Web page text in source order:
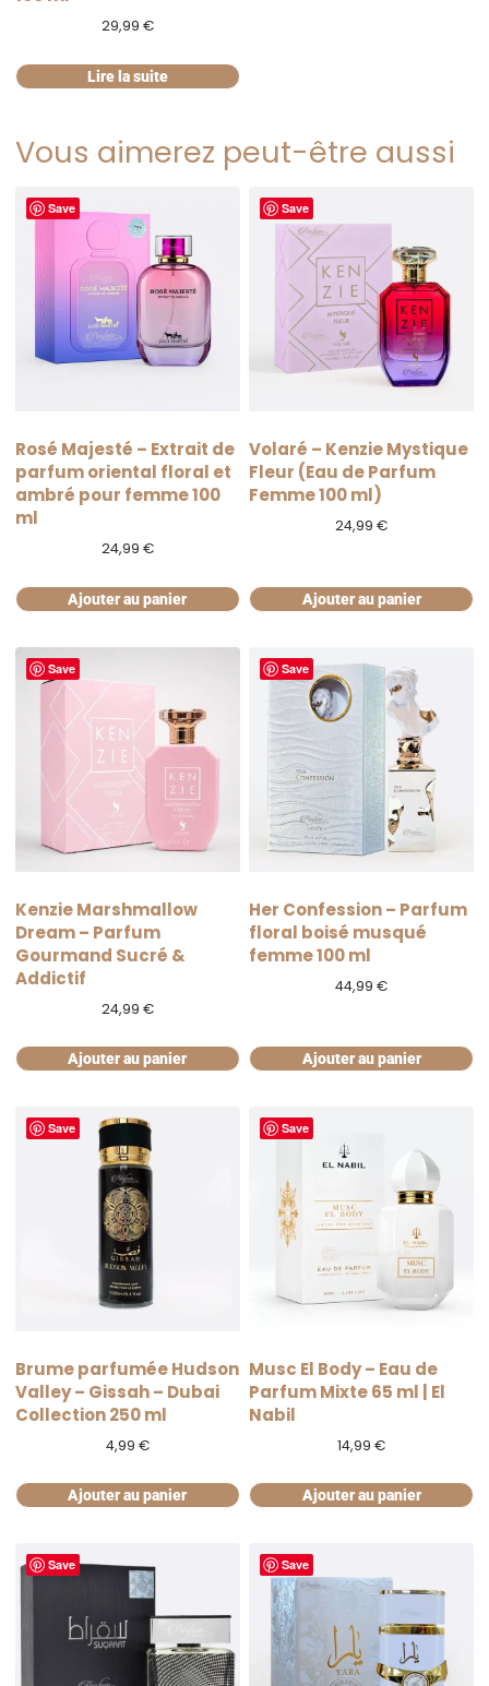
29,99 €
Lire la suite
Vous aimerez peut-être aussi
Save
Rosé Majesté – Extrait de
parfum oriental floral et
ambré pour femme 100
ml
24,99 €
Ajouter au panier
Save
Volaré – Kenzie Mystique
Fleur (Eau de Parfum
Femme 100 ml)
24,99€
Ajouter au panier
Save
Kenzie Marshmallow
Dream – Parfum
Gourmand Sucré &
Addictif
24,99 €
Ajouter au panier
Save
Her Confession – Parfum
floral boisé musqué
femme 100 ml
44,99€
Ajouter au panier
Save
Brume parfumée Hudson
Valley – Gissah – Dubai
Collection 250 ml
4,99 €
Ajouter au panier
Save
Musc El Body – Eau de
Parfum Mixte 65 ml | El
Nabil
14,99€
Ajouter au panier
Save Save